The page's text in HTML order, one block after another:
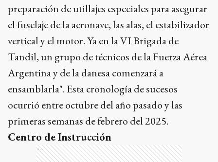
preparación de utillajes especiales para asegurar
el fuselaje de la aeronave, las alas, el estabilizador
vertical y el motor. Ya en la VI Brigada de
Tandil, un grupo de técnicos de la Fuerza Aérea
Argentina y de la danesa comenzará a
ensamblarla". Esta cronología de sucesos
ocurrió entre octubre del año pasado y las
primeras semanas de febrero del 2025.
Centro de Instrucción
Ads